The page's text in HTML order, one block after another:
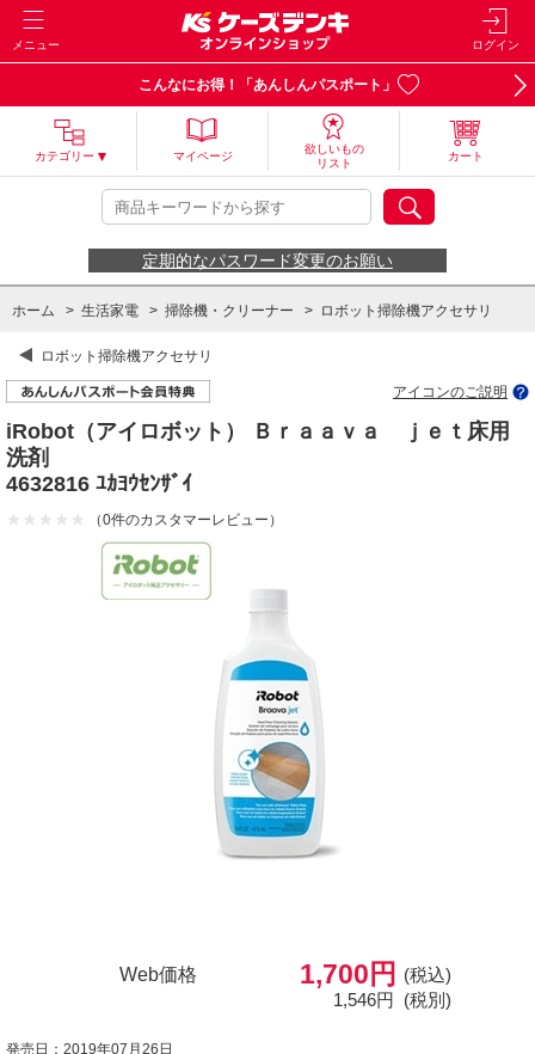
メニュー ログイン
こんなにお得！「あんしんパスポート」
カテゴリー マイページ
欲しいもの
リスト
カート
定期的なパスワード変更のお願い
ホーム > 生活家電 > 掃除機・クリーナー > ロボット掃除機アクセサリ
ロボット掃除機アクセサリ
アイコンのご説明
iRobot（アイロボット） Ｂｒａａｖａ ｊｅｔ床用
洗剤
4632816 ﾕｶﾖｳｾﾝｻﾞｲ
（0件のカスタマーレビュー）
Web価格 1,700円
(税込)
1,546円 (税別)
発売日：2019年07月26日